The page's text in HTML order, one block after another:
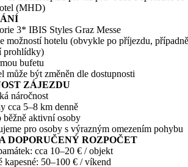
(MHD)
3* IBIS Styles Graz Messe
možností hotelu (obvykle po příjezdu, případně
prohlídky)
bufetu
může být změněn dle dostupnosti
ZÁJEZDU
náročnost
cca 5–8 km denně
běžně aktivní osoby
pro osoby s výrazným omezením pohybu
DOPORUČENÝ ROZPOČET
cca 10–20 € / objekt
kapesné: 50–100 € / víkend